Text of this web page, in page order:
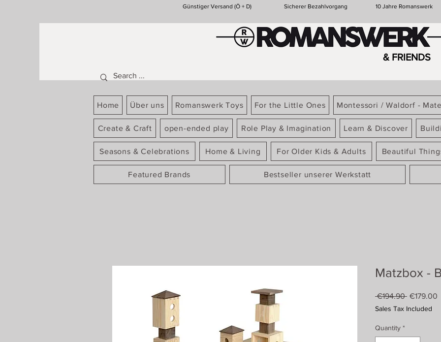
Günstiger Versand (Ö + D) Sicherer Bezahlvorgang 10 Jahre Romanswerk
& FRIENDS
Home Über uns Romanswerk Toys For the Little Ones Montessori / Waldorf -
Create & Craft open-ended play Role Play & Imagination Learn & Discover
Seasons & Celebrations Home & Living For Older Kids & Adults Beautiful
Featured Brands Bestseller unserer Werkstatt
Matzbox -
€194.90 Regular
Price
€179.00
Sales Tax Included
Quantity *